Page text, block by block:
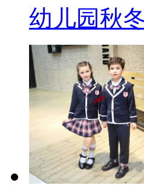
幼儿园秋